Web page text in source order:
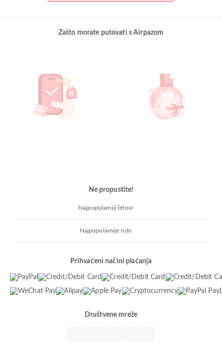
Zašto morate putovati s Airpazom
Ne propustite!
Najpopularniji letovi
Najpopularnije rute
Prihvaćeni načini plaćanja
Društvene mreže